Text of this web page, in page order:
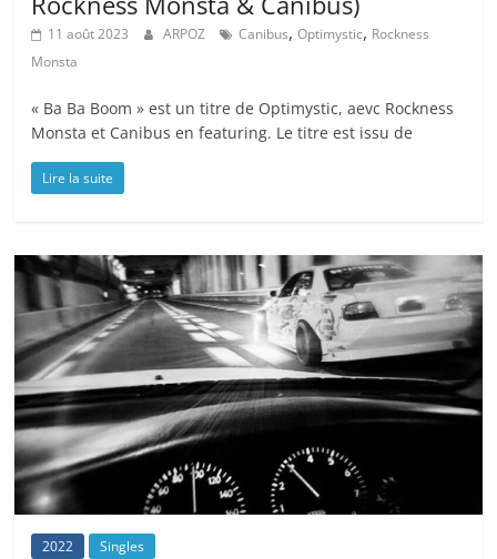
11 août 2023 ARPOZ Canibus,Optimystic, Rockness
Monsta
« Ba Ba Boom » est un titre de Optimystic, aevc Rockness
Monsta et Canibus en featuring. Le titre est issu de
Lire la suite
2022 Singles